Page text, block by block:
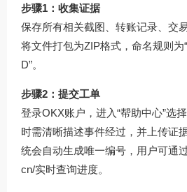
步骤1：收集证据
保存所有相关截图、转账记录、交
将文件打包为ZIP格式，命名规则为
D”。
步骤2：提交工单
登录OKX账户，进入“帮助中心”选
时需清晰描述事件经过，并上传证
统会自动生成唯一编号，用户可通
cn/实时查询进度。